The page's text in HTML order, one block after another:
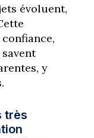
évoluent,
y
très